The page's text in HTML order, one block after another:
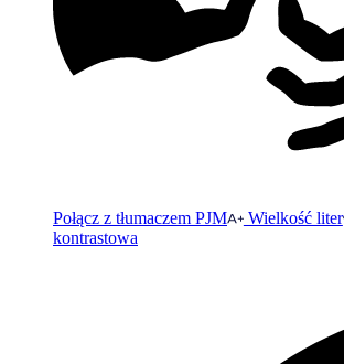
Połącz z tłumaczem PJM Wielkość liter
kontrastowa